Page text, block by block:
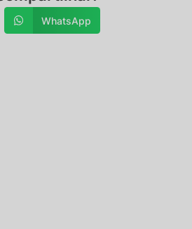
WhatsApp